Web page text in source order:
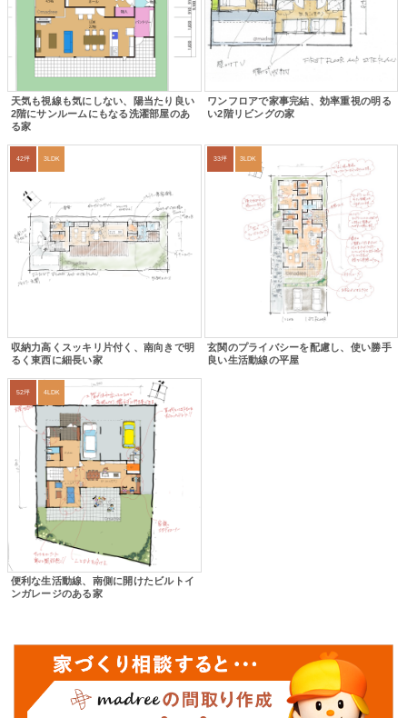
天気も視線も気にしない、陽当たり良い
2階にサンルームにもなる洗濯部屋のあ
る家
ワンフロアで家事完結、効率重視の明る
い2階リビングの家
42坪 3LDK
収納力高くスッキリ片付く、南向きで明
るく東西に細長い家
33坪 3LDK
玄関のプライバシーを配慮し、使い勝手
良い生活動線の平屋
52坪 4LDK
便利な生活動線、南側に開けたビルトイ
ンガレージのある家